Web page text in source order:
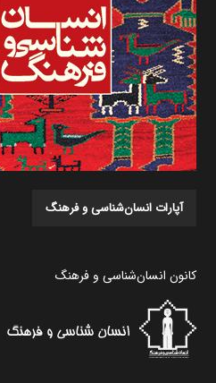
آپارات انسان‌شناسی و فرهنگ
کانون انسان‌شناسی و فرهنگ